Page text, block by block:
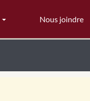
Nous joindre